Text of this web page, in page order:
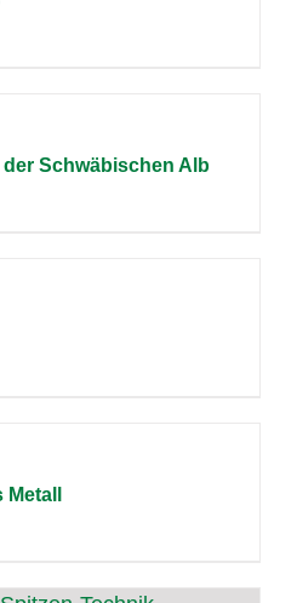
Schwäbischen Alb